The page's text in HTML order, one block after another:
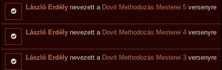
László Erdély nevezett a Dovit Methodozás Mesterei 5 versenyre
László Erdély nevezett a Dovit Methodozás Mesterei 4 versenyre
László Erdély nevezett a Dovit Methodozás Mesterei 3 versenyre